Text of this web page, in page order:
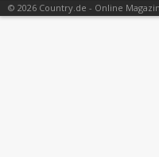
© 2026 Country.de - Online Magazin